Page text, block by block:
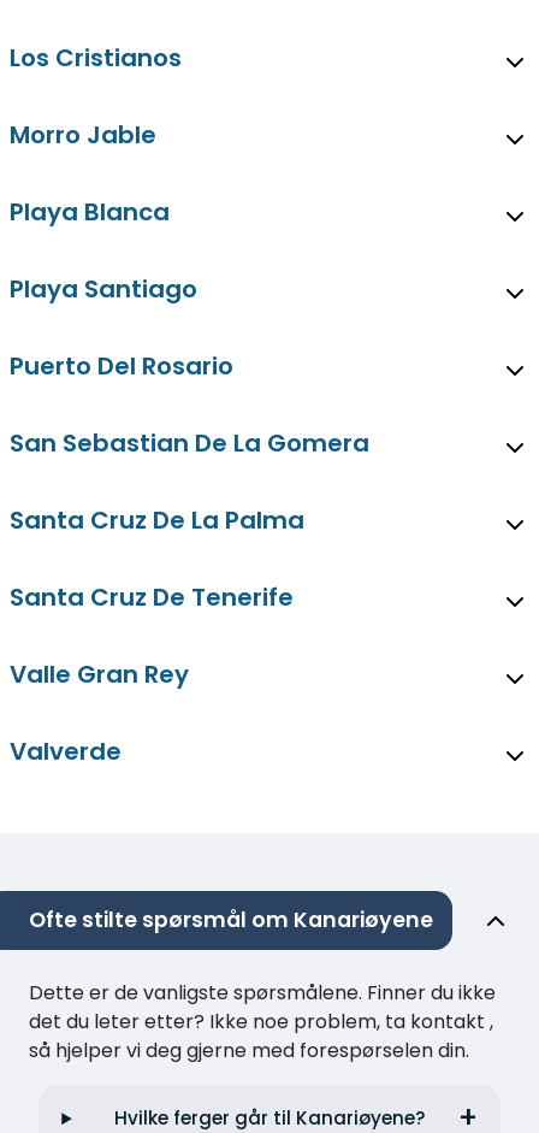
Los Cristianos
Morro Jable
Playa Blanca
Playa Santiago
Puerto Del Rosario
San Sebastian De La Gomera
Santa Cruz De La Palma
Santa Cruz De Tenerife
Valle Gran Rey
Valverde
Ofte stilte spørsmål om Kanariøyene
Dette er de vanligste spørsmålene. Finner du ikke
det du leter etter? Ikke noe problem, ta kontakt ,
så hjelper vi deg gjerne med forespørselen din.
Hvilke ferger går til Kanariøyene?